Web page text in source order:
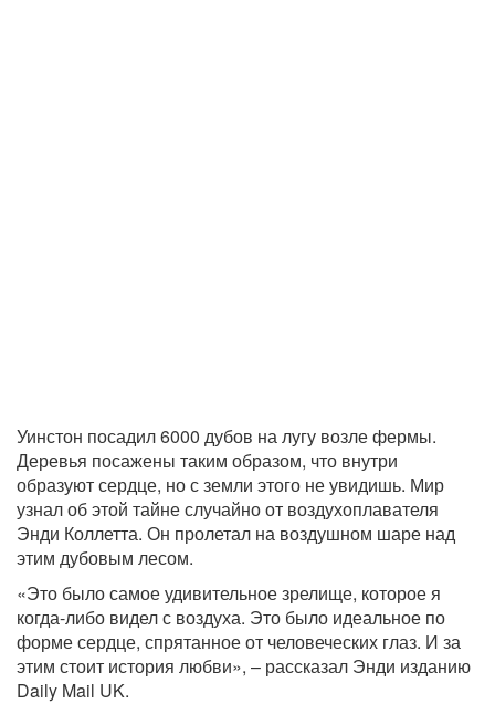
Уинстон посадил 6000 дубов на лугу возле фермы.
Деревья посажены таким образом, что внутри
образуют сердце, но с земли этого не увидишь. Мир
узнал об этой тайне случайно от воздухоплавателя
Энди Коллетта. Он пролетал на воздушном шаре над
этим дубовым лесом.
«Это было самое удивительное зрелище, которое я
когда-либо видел с воздуха. Это было идеальное по
форме сердце, спрятанное от человеческих глаз. И за
этим стоит история любви», – рассказал Энди изданию
Daily Mail UK.